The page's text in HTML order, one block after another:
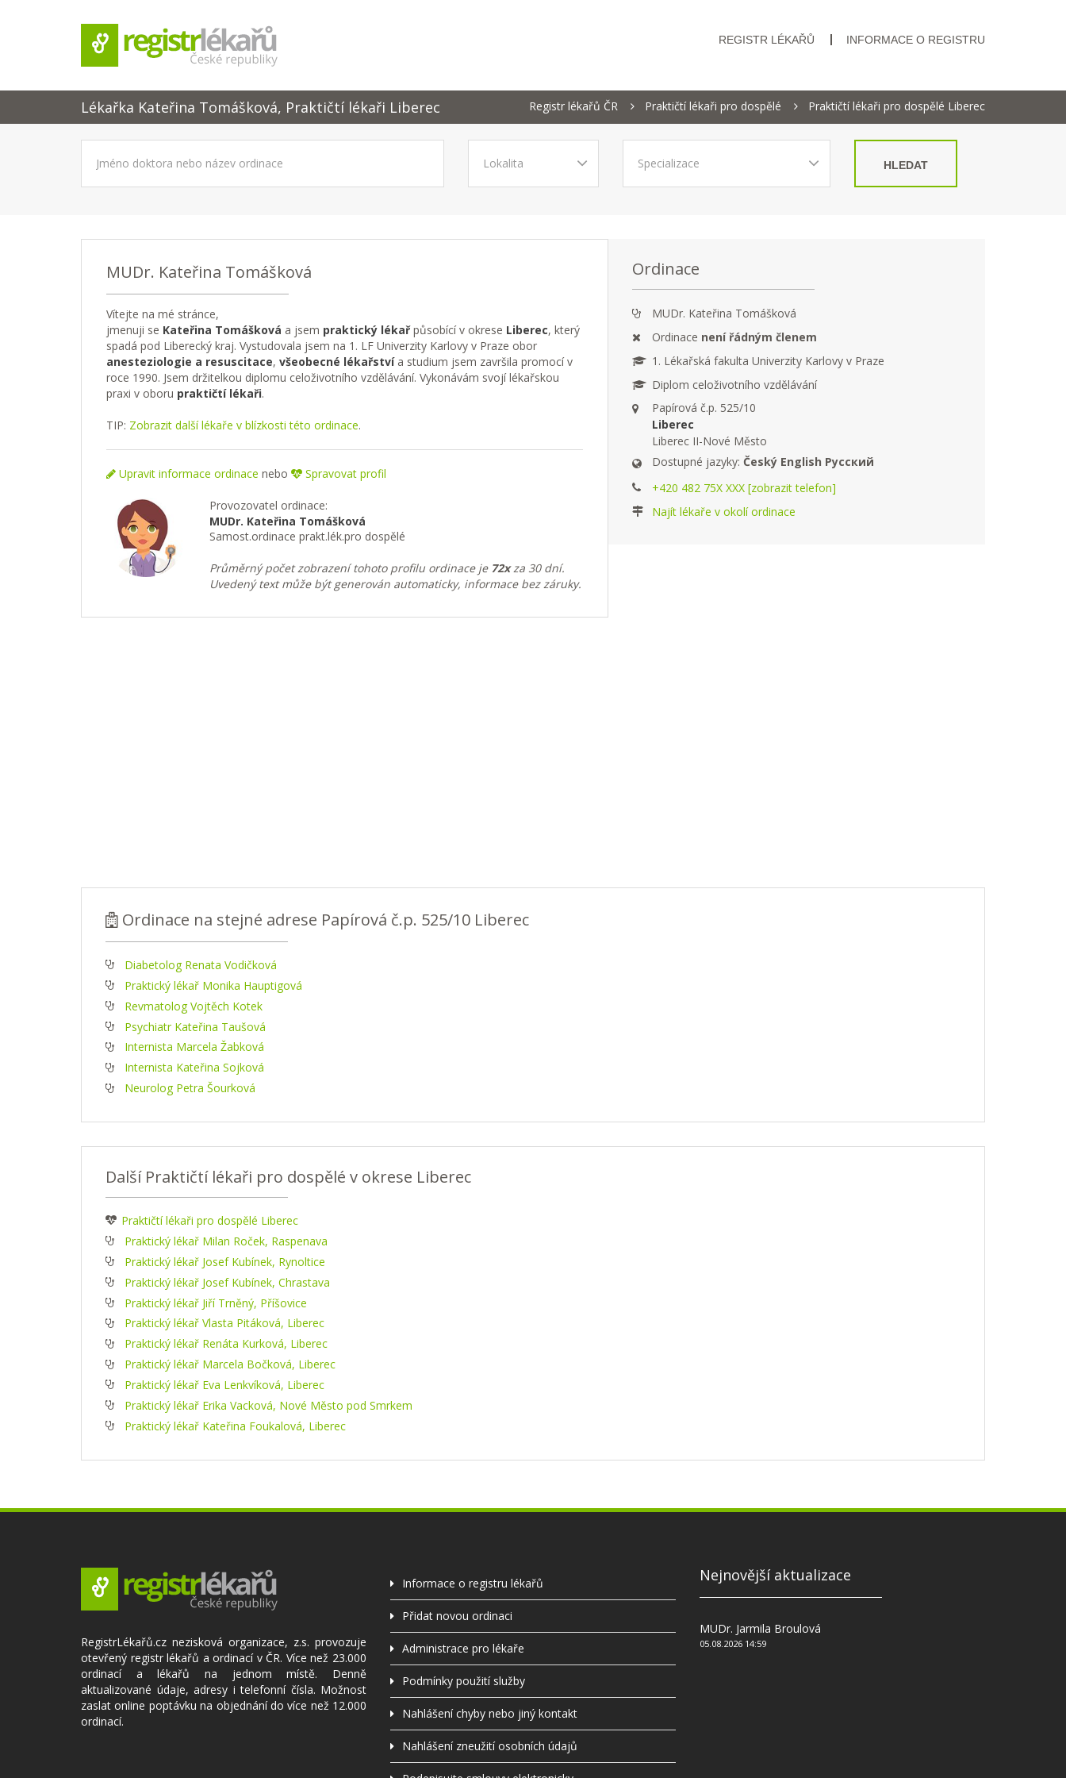
REGISTR LÉKAŘŮ INFORMACE O REGISTRU
Lékařka Kateřina Tomášková, Praktičtí lékaři Liberec Registr lékařů ČR Praktičtí lékaři pro dospělé Praktičtí lékaři pro dospělé Liberec
HLEDAT
MUDr. Kateřina Tomášková
Vítejte na mé stránce,
jmenuji se Kateřina Tomášková a jsem praktický lékařpůsobící v okrese Liberec, který
spadá pod Liberecký kraj. Vystudovala jsem na 1. LF Univerzity Karlovy v Praze obor
anesteziologie a resuscitace, všeobecné lékařstvía studium jsem završila promocí v
roce 1990. Jsem držitelkou diplomu celoživotního vzdělávání. Vykonávám svojí lékařskou
praxi v oboru praktičtí lékaři.
TIP: Zobrazit další lékaře v blízkosti této ordinace.
Upravit informace ordinace nebo Spravovat profil
Provozovatel ordinace:
MUDr. Kateřina Tomášková
Samost.ordinace prakt.lék.pro dospělé
Průměrný počet zobrazení tohoto profilu ordinace je 72xza 30 dní.
Uvedený text může být generován automaticky, informace bez záruky.
Ordinace
MUDr. Kateřina Tomášková
Ordinace není řádným členem
1. Lékařská fakulta Univerzity Karlovy v Praze
Diplom celoživotního vzdělávání
Papírová č.p. 525/10
Liberec
Liberec II-Nové Město
Dostupné jazyky: Český English Русский
+420 482 75X XXX [zobrazit telefon]
Najít lékaře v okolí ordinace
Ordinace na stejné adrese Papírová č.p. 525/10 Liberec
Diabetolog Renata Vodičková
Praktický lékař Monika Hauptigová
Revmatolog Vojtěch Kotek
Psychiatr Kateřina Taušová
Internista Marcela Žabková
Internista Kateřina Sojková
Neurolog Petra Šourková
Další Praktičtí lékaři pro dospělé v okrese Liberec
Praktičtí lékaři pro dospělé Liberec
Praktický lékař Milan Roček, Raspenava
Praktický lékař Josef Kubínek, Rynoltice
Praktický lékař Josef Kubínek, Chrastava
Praktický lékař Jiří Trněný, Příšovice
Praktický lékař Vlasta Pitáková, Liberec
Praktický lékař Renáta Kurková, Liberec
Praktický lékař Marcela Bočková, Liberec
Praktický lékař Eva Lenkvíková, Liberec
Praktický lékař Erika Vacková, Nové Město pod Smrkem
Praktický lékař Kateřina Foukalová, Liberec
RegistrLékařů.cz nezisková organizace, z.s. provozuje
otevřený registr lékařů a ordinací v ČR. Více než 23.000
ordinací a lékařů na jednom místě. Denně
aktualizované údaje, adresy i telefonní čísla. Možnost
zaslat online poptávku na objednání do více než 12.000
ordinací.
Informace o registru lékařů
Přidat novou ordinaci
Administrace pro lékaře
Podmínky použití služby
Nahlášení chyby nebo jiný kontakt
Nahlášení zneužití osobních údajů
Nejnovější aktualizace
MUDr. Jarmila Broulová
05.08.2026 14:59